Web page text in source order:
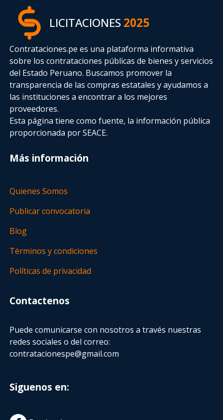
LICITACIONES2025
Contrataciones.pe es una plataforma informativa
sobre los contrataciones públicas de bienes y servicios
del Estado Peruano. Buscamos promover la
transparencia de las compras estatalesy ayudamos a
las instituciones a encontrar a los mejores
proveedores.
Esta página tiene como fuente, la información pública
proporcionada por SEACE.
Más información
Quienes Somos
Publicar convocatoria
Blog
Términos y condiciones
Políticas de privacidad
Contactenos
Puede comunicarse con nosotros a través nuestras
redes sociales o del correo:
contratacionespe@gmail.com
Siguenos en: